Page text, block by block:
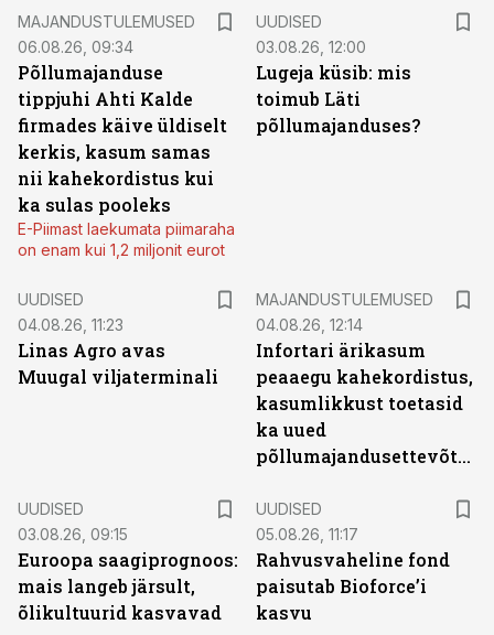
MAJANDUSTULEMUSED
06.08.26, 09:34
Põllumajanduse
tippjuhi Ahti Kalde
firmades käive üldiselt
kerkis, kasum samas
nii kahekordistus kui
ka sulas pooleks
E-Piimast laekumata piimaraha
on enam kui 1,2 miljonit eurot
UUDISED
03.08.26, 12:00
Lugeja küsib: mis
toimub Läti
põllumajanduses?
UUDISED
04.08.26, 11:23
Linas Agro avas
Muugal viljaterminali
MAJANDUSTULEMUSED
04.08.26, 12:14
Infortari ärikasum
peaaegu kahekordistus,
kasumlikkust toetasid
ka uued
põllumajandusettevõtted
UUDISED
03.08.26, 09:15
Euroopa saagiprognoos:
mais langeb järsult,
õlikultuurid kasvavad
UUDISED
05.08.26, 11:17
Rahvusvaheline fond
paisutab Bioforce’i
kasvu